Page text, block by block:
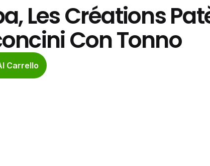
Les Créations
Con Tonno
Carrello